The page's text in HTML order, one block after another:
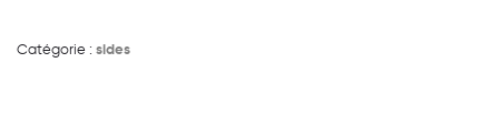
Catégorie : sides